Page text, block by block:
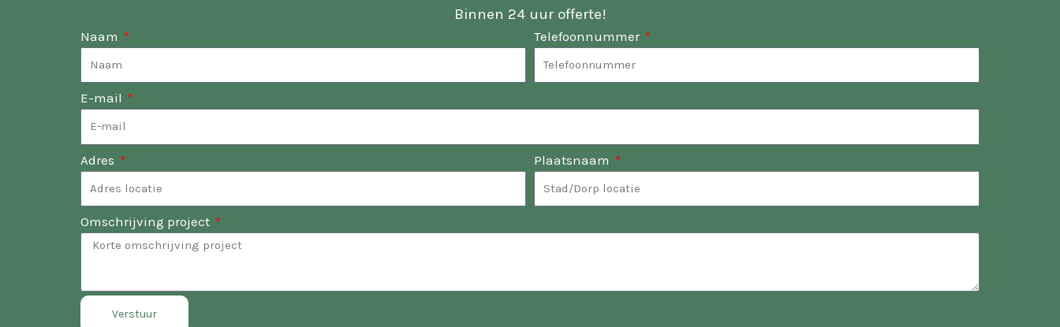
Binnen 24 uur offerte!
Naam Telefoonnummer
E-mail
Adres Plaatsnaam
Omschrijving project
Verstuur